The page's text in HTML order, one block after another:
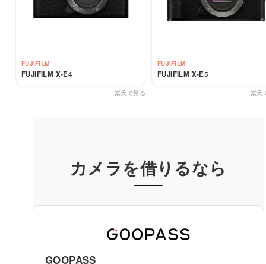
FUJIFILM
FUJIFILM X-E4
楽天で見る
FUJIFILM
FUJIFILM X-E5
楽天
カメラを借りるなら
GOOPASS